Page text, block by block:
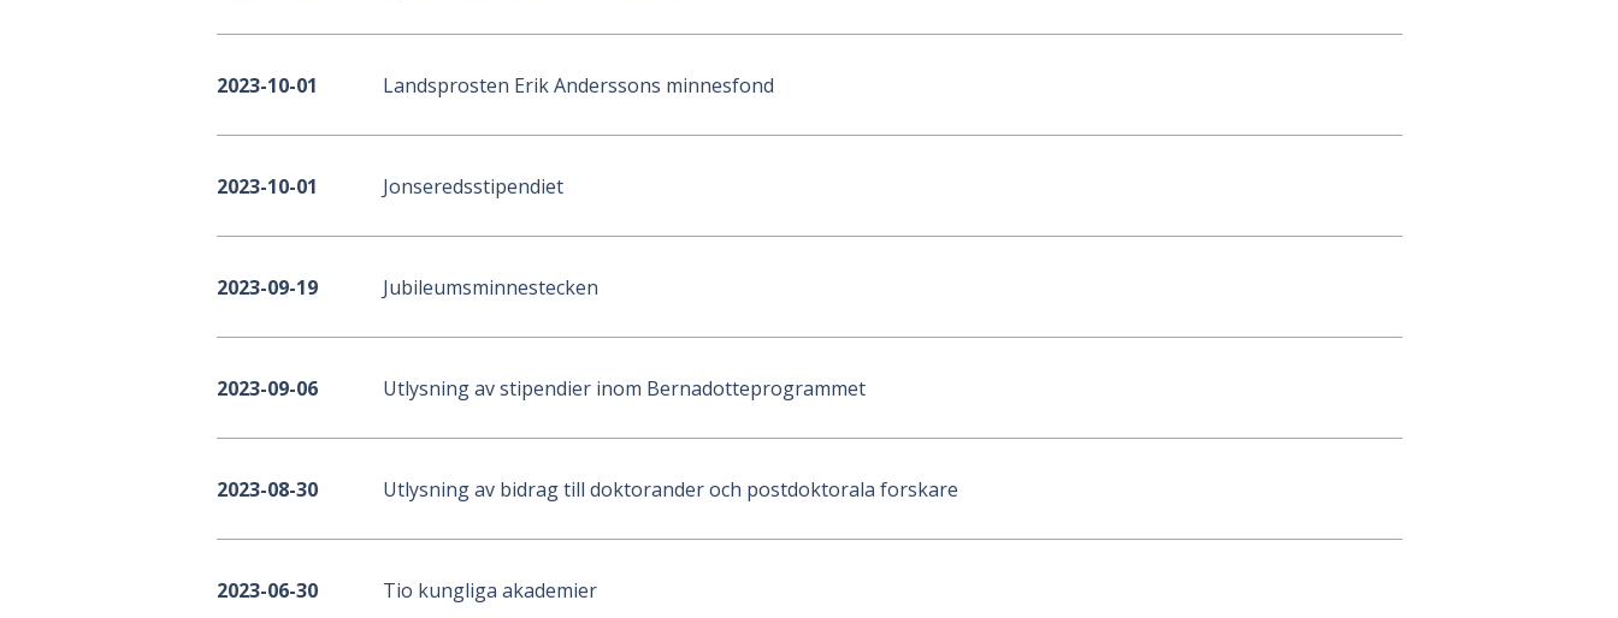
2023-10-01 Landsprosten Erik Anderssons minnesfond
2023-10-01 Jonseredsstipendiet
2023-09-19 Jubileumsminnestecken
2023-09-06 Utlysning av stipendier inom Bernadotteprogrammet
2023-08-30 Utlysning av bidrag till doktorander och postdoktorala forskare
2023-06-30 Tio kungliga akademier